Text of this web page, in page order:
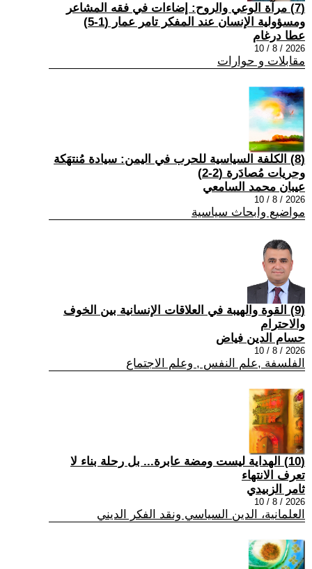
(7) مرآة الوعي والروح: إضاءات في فقه المشاعر
ومسؤولية الإنسان عند المفكر تامر عمار (1-5)
عطا درغام
2026 / 8 / 10
مقابلات و حوارات
(8) الكلفة السياسية للحرب في اليمن: سيادة مُنتهَكة
وحريات مُصادَرة (2-2)
عيبان محمد السامعي
2026 / 8 / 10
مواضيع وابحاث سياسية
(9) القوة والهيبة في العلاقات الإنسانية بين الخوف
والاحترام
حسام الدين فياض
2026 / 8 / 10
الفلسفة ,علم النفس , وعلم الاجتماع
(10) الهداية ليست ومضة عابرة... بل رحلة بناء لا
تعرف الانتهاء
ثامر الزبيدي
2026 / 8 / 10
العلمانية، الدين السياسي ونقد الفكر الديني